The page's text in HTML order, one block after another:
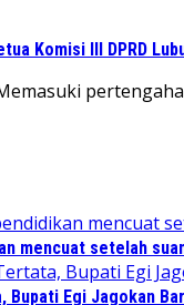
Komisi III DPRD
mencuat setelah
Bupati Egi Jagokan